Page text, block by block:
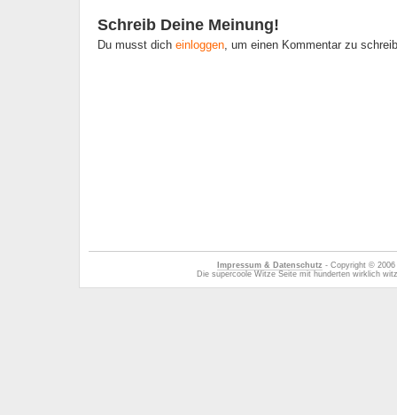
Schreib Deine Meinung!
Du musst dich einloggen, um einen Kommentar zu
Impressum & Datenschutz - Copyright ©
Die supercoole Witze Seite mit hunderten wirklich